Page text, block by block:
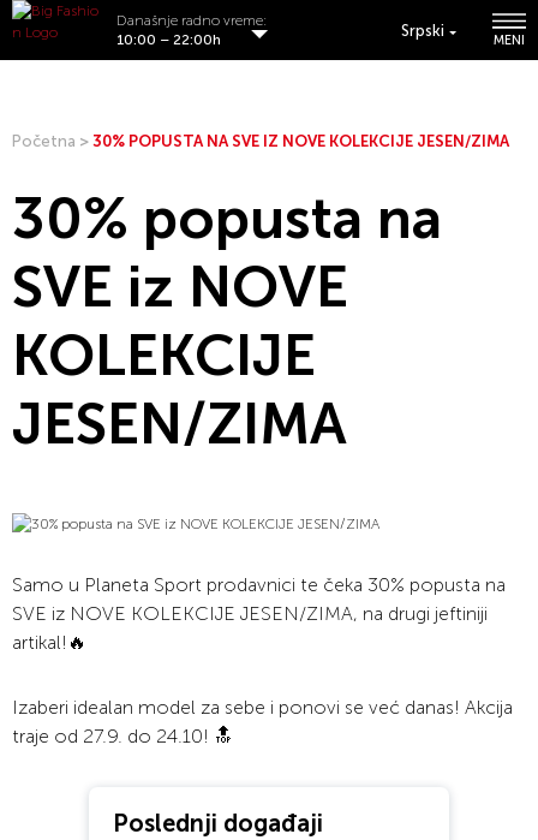
Srpski
MENI
Današnje radno vreme:
10:00 – 22:00h
Početna > 30% POPUSTA NA SVE IZ NOVE KOLEKCIJE JESEN/ZIMA
30% popusta na
SVE iz NOVE
KOLEKCIJE
JESEN/ZIMA
Samo u Planeta Sport prodavnici te čeka 30% popusta na
SVE iz NOVE KOLEKCIJE JESEN/ZIMA, na drugi jeftiniji
artikal!🔥
Izaberi idealan model za sebe i ponovi se već danas! Akcija
traje od 27.9. do 24.10! 🔝
Poslednji događaji